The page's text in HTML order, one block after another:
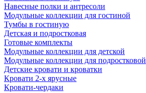
Навесные полки и антресоли
Модульные коллекции для гостиной
Тумбы в гостиную
Детская и подростковая
Готовые комплекты
Модульные коллекции для детской
Модульные коллекции для подростковой
Детские кровати и кроватки
Кровати 2-х ярусные
Кровати-чердаки